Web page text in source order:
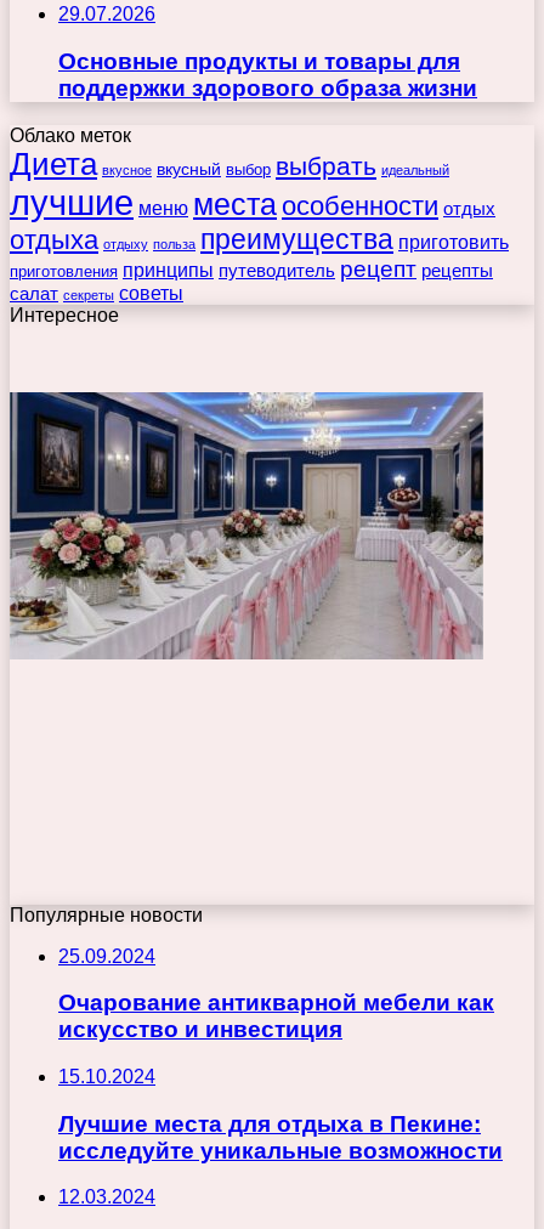
29.07.2026
Основные продукты и товары для
поддержки здорового образа жизни
Облако меток
Диета вкусное вкусный выбор выбрать идеальный
лучшие меню места особенности отдых
отдыха отдыху польза преимущества приготовить
приготовления принципы путеводитель рецепт рецепты
салат секреты советы
Интересное
Популярные новости
25.09.2024
Очарование антикварной мебели как
искусство и инвестиция
15.10.2024
Лучшие места для отдыха в Пекине:
исследуйте уникальные возможности
12.03.2024